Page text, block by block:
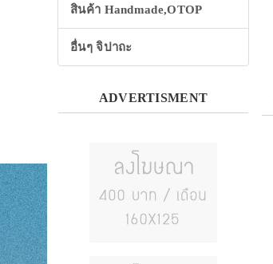
สินค้า Handmade,OTOP
อื่นๆ จิปาถะ
ADVERTISMENT